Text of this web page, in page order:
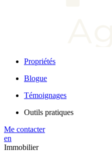
Propriétés
Blogue
Témoignages
Outils pratiques
Me contacter
en
Immobilier